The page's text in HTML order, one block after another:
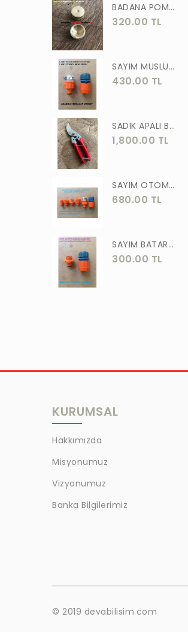
WACKER
GÜNER
ÖRS
FORGED
ASLAN
MEŞEM
AKGÜN
MOTİP
STR
ERKUL
ÖZTUTAR
DEKOR
TUDOR
MRC
BİLKAT
BHD
EGM
MYCRAFT
WRT
BEST
BADANA POMPA UCU PİRİNÇ BADANA POMPASI YAYLI BAŞLIK UÇ 1 ADET
320.00 TL
SAYIM MUSLUK BAĞLANTI ADAPTÖRÜ VE OTOMATİK 2 Lİ SET ADAPTÖR
430.00 TL
SADIK APALI BAĞ BUDAMA MAKASI BİTKİ BUDAMA MAKASI EL YAPIMI
1,800.00 TL
SAYIM OTOMATİK MUSLUK VE BATARYA BAGLANTI ADAPTÖRÜ 6 PARÇA SET
680.00 TL
SAYIM BATARYA BAĞLANTI ADAPTÖRÜ OTOMATİK BATARYA BAGLANTISI 2 Lİ
300.00 TL
KURUMSAL
Hakkımızda
Misyonumuz
Vizyonumuz
Banka Bilgilerimiz
© 2019 devabilisim.com